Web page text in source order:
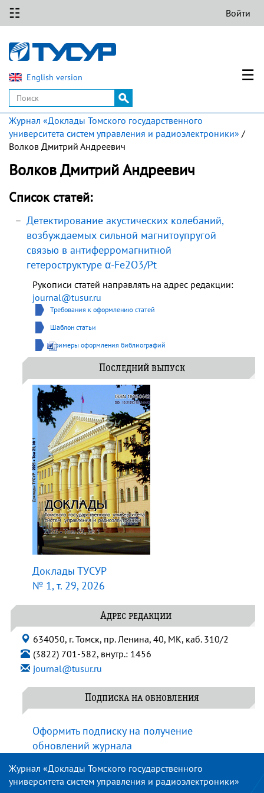
☷ Войти
English version ☰
Журнал «Доклады Томского государственного
университета систем управления и радиоэлектроники» /
Волков Дмитрий Андреевич
Волков Дмитрий Андреевич
Список статей:
Детектирование акустических колебаний,
возбуждаемых сильной магнитоупругой
связью в антиферромагнитной
гетероструктуре α-Fe2O3/Pt
Рукописи статей направлять на адрес редакции:
journal@tusur.ru
Требования к оформлению статей
Шаблон статьи
Примеры оформления библиографий
Последний выпуск
Доклады ТУСУР
№ 1, т. 29, 2026
Адрес редакции
634050, г. Томск, пр. Ленина, 40, МК, каб. 310/2
(3822) 701-582, внутр.: 1456
journal@tusur.ru
Подписка на обновления
Оформить подписку на получение
обновлений журнала
Журнал «Доклады Томского государственного
университета систем управления и радиоэлектроники»